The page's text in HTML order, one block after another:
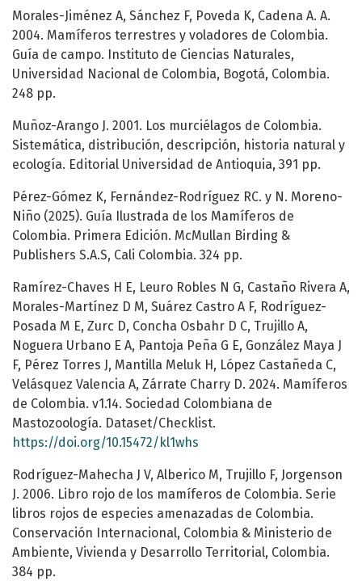
Morales-Jiménez A, Sánchez F, Poveda K, Cadena A. A.
2004. Mamíferos terrestres y voladores de Colombia.
Guía de campo. Instituto de Ciencias Naturales,
Universidad Nacional de Colombia, Bogotá, Colombia.
248 pp.
Muñoz-Arango J. 2001. Los murciélagos de Colombia.
Sistemática, distribución, descripción, historia natural y
ecología. Editorial Universidad de Antioquia, 391 pp.
Pérez-Gómez K, Fernández-Rodríguez RC. y N. Moreno-
Niño (2025). Guía Ilustrada de los Mamíferos de
Colombia. Primera Edición. McMullan Birding &
Publishers S.A.S, Cali Colombia. 324 pp.
Ramírez-Chaves H E, Leuro Robles N G, Castaño Rivera A,
Morales-Martínez D M, Suárez Castro A F, Rodríguez-
Posada M E, Zurc D, Concha Osbahr D C, Trujillo A,
Noguera Urbano E A, Pantoja Peña G E, González Maya J
F, Pérez Torres J, Mantilla Meluk H, López Castañeda C,
Velásquez Valencia A, Zárrate Charry D. 2024. Mamíferos
de Colombia. v1.14. Sociedad Colombiana de
Mastozoología. Dataset/Checklist.
https://doi.org/10.15472/kl1whs
Rodríguez-Mahecha J V, Alberico M, Trujillo F, Jorgenson
J. 2006. Libro rojo de los mamíferos de Colombia. Serie
libros rojos de especies amenazadas de Colombia.
Conservación Internacional, Colombia & Ministerio de
Ambiente, Vivienda y Desarrollo Territorial, Colombia.
384 pp.